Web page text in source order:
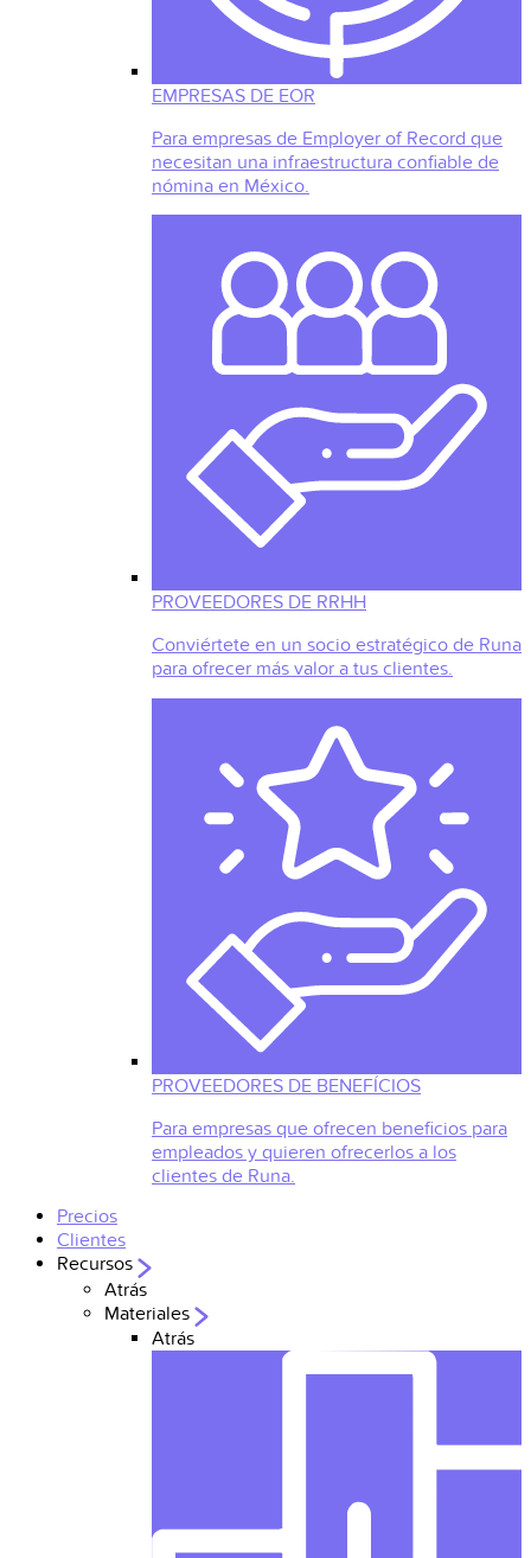
EMPRESAS DE EOR
Para empresas de Employer of Record que
necesitan una infraestructura confiable de
nómina en México.
PROVEEDORES DE RRHH
Conviértete en un socio estratégico de Runa
para ofrecer más valor a tus clientes.
PROVEEDORES DE BENEFÍCIOS
Para empresas que ofrecen beneficios para
empleados y quieren ofrecerlos a los
clientes de Runa.
Precios
Clientes
Recursos
Atrás
Materiales
Atrás